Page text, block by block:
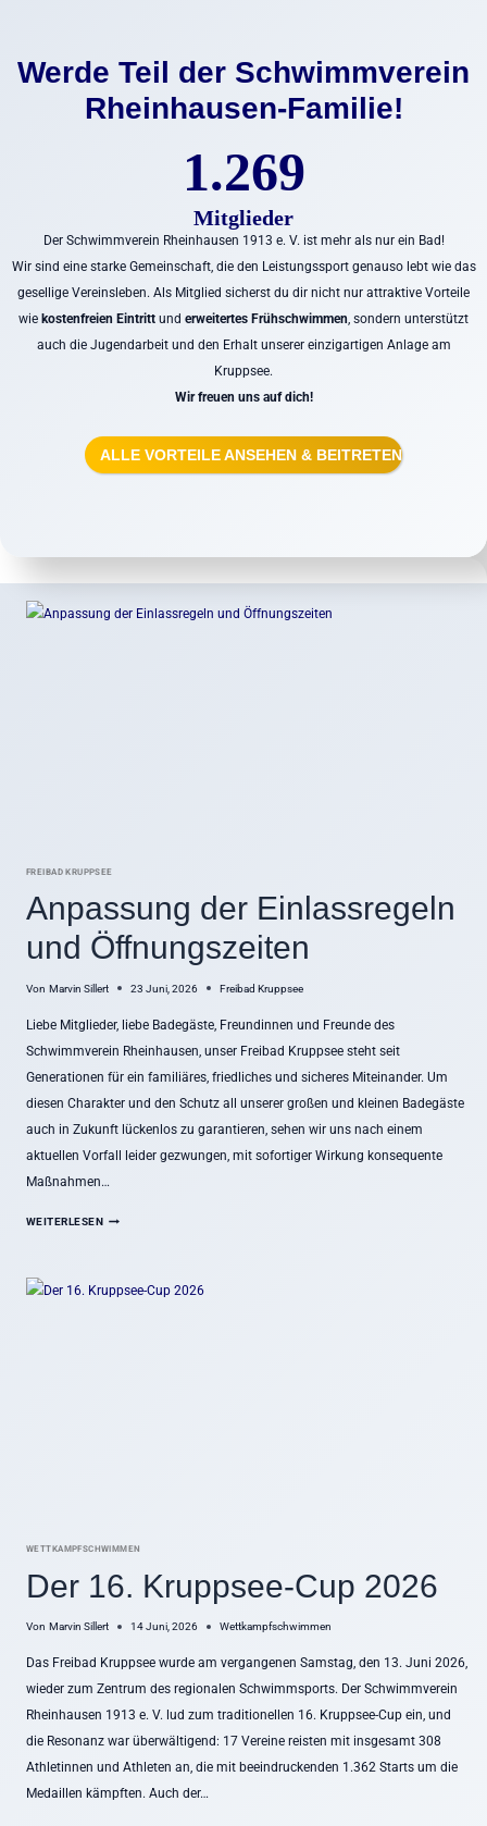
Werde Teil der Schwimmverein
Rheinhausen-Familie!
1.269
Mitglieder
Der Schwimmverein Rheinhausen 1913 e. V. ist mehr als nur ein Bad!
Wir sind eine starke Gemeinschaft, die den Leistungssport genauso lebt wie das
gesellige Vereinsleben. Als Mitglied sicherst du dir nicht nur attraktive Vorteile
wie kostenfreien Eintritt und erweitertes Frühschwimmen , sondern unterstützt
auch die Jugendarbeit und den Erhalt unserer einzigartigen Anlage am
Kruppsee.
Wir freuen uns auf dich!
ALLE VORTEILE ANSEHEN & BEITRETEN
FREIBAD KRUPPSEE
Anpassung der Einlassregeln
und Öffnungszeiten
Von Marvin Sillert 23 Juni, 2026 Freibad Kruppsee
Liebe Mitglieder, liebe Badegäste, Freundinnen und Freunde des
Schwimmverein Rheinhausen, unser Freibad Kruppsee steht seit
Generationen für ein familiäres, friedliches und sicheres Miteinander. Um
diesen Charakter und den Schutz all unserer großen und kleinen Badegäste
auch in Zukunft lückenlos zu garantieren, sehen wir uns nach einem
aktuellen Vorfall leider gezwungen, mit sofortiger Wirkung konsequente
Maßnahmen…
WEITERLESENA
S
A
S
E
L
N
D
Ö
WETTKAMPFSCHWIMMEN
Der 16. Kruppsee-Cup 2026
Von Marvin Sillert 14 Juni, 2026 Wettkampfschwimmen
Das Freibad Kruppsee wurde am vergangenen Samstag, den 13. Juni 2026,
wieder zum Zentrum des regionalen Schwimmsports. Der Schwimmverein
Rheinhausen 1913 e. V. lud zum traditionellen 16. Kruppsee-Cup ein, und
die Resonanz war überwältigend: 17 Vereine reisten mit insgesamt 308
Athletinnen und Athleten an, die mit beeindruckenden 1.362 Starts um die
Medaillen kämpften. Auch der…